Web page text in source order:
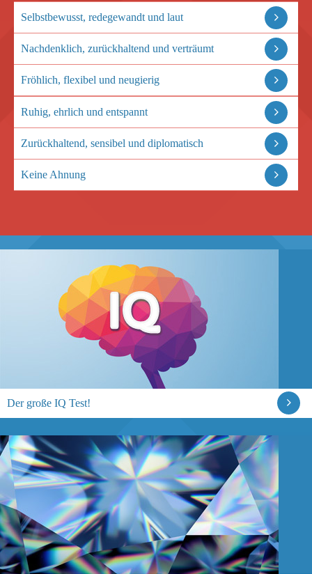
Selbstbewusst, redegewandt und laut
Nachdenklich, zurückhaltend und verträumt
Fröhlich, flexibel und neugierig
Ruhig, ehrlich und entspannt
Zurückhaltend, sensibel und diplomatisch
Keine Ahnung
Der große IQ Test!